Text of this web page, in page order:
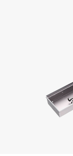
Пн-Пт, 9:00—18:00